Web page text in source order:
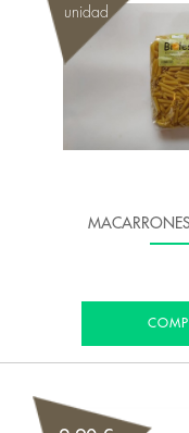
unidad